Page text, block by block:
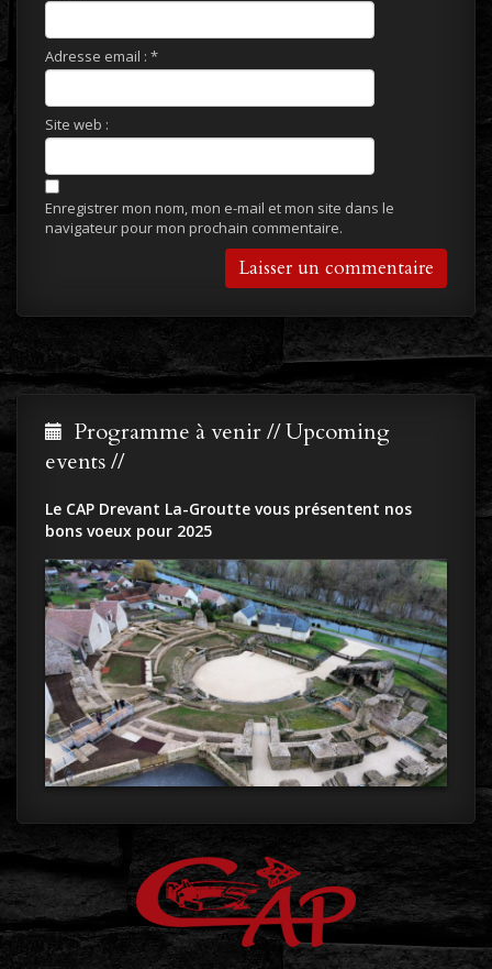
Adresse email : *
Site web :
Enregistrer mon nom, mon e-mail et mon site dans le
navigateur pour mon prochain commentaire.
Programme à venir // Upcoming
events //
Le CAP Drevant La-Groutte vous présentent nos
bons voeux pour 2025